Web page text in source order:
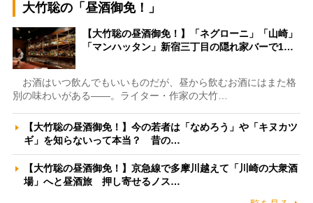
大竹聡の「昼酒御免！」
【大竹聡の昼酒御免！】「ネグローニ」「山崎」
「マンハッタン」新宿三丁目の隠れ家バーで1…
お酒はいつ飲んでもいいものだが、昼から飲むお酒にはまた格
別の味わいがある――。ライター・作家の大竹…
【大竹聡の昼酒御免！】今の若者は「なめろう」や「キヌカツ
ギ」を知らないって本当？ 昔の…
【大竹聡の昼酒御免！】京急線で多摩川越えて「川崎の大衆酒
場」へと昼酒旅 押し寄せるノス…